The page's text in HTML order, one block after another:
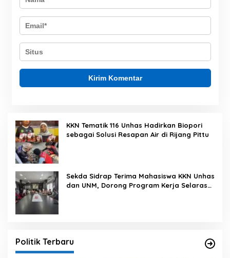
KKN Tematik 116 Unhas Hadirkan Biopori
sebagai Solusi Resapan Air di Rijang Pittu
Sekda Sidrap Terima Mahasiswa KKN Unhas
dan UNM, Dorong Program Kerja Selaras
Politik Terbaru